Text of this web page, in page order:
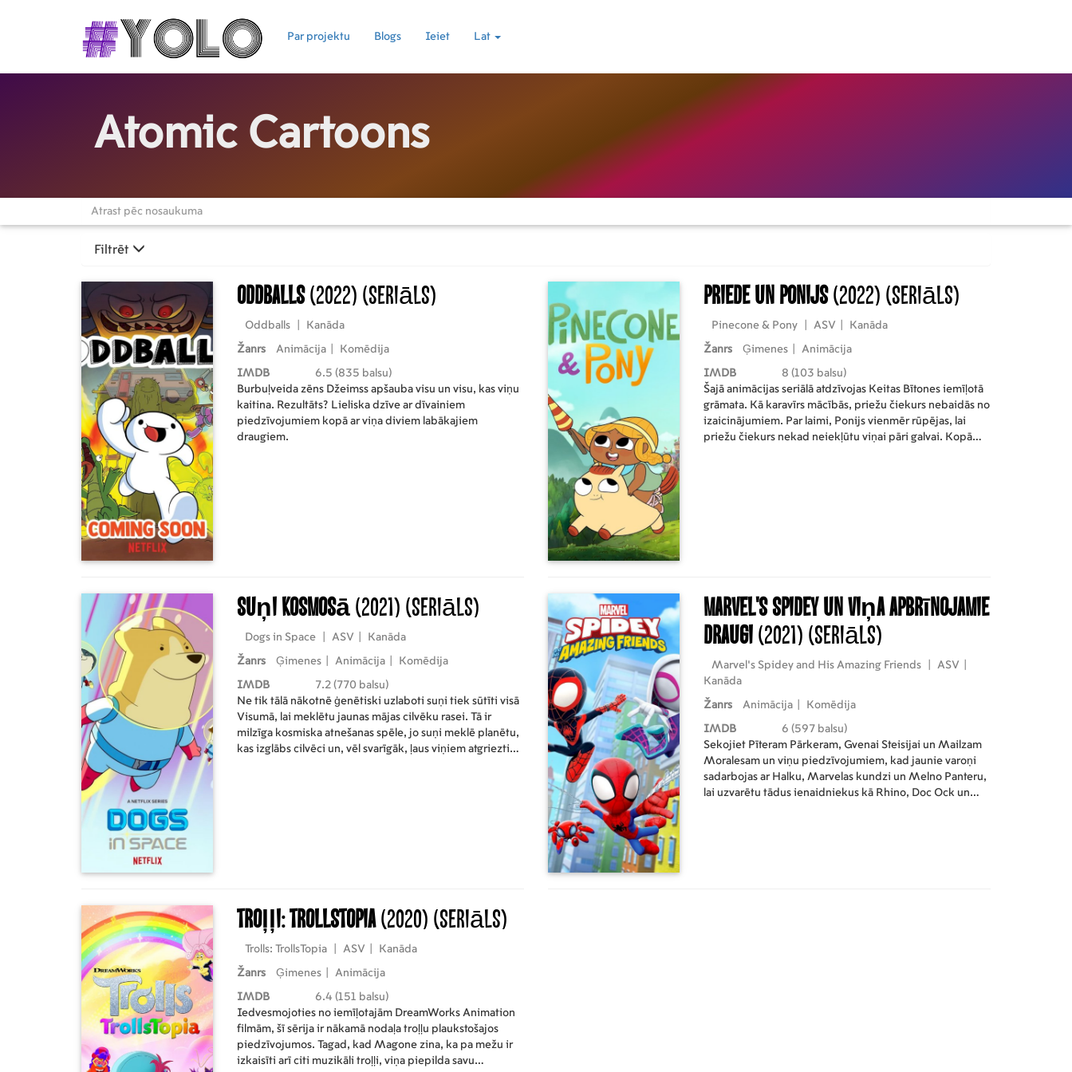
Par projektu Blogs Ieiet Lat
Atomic Cartoons
Filtrēt
Oddballs(2022) (Seriāls)
Oddballs Kanāda
Žanrs Animācija Komēdija
IMDB
6.5 (835 balsu)
Burbuļveida zēns Džeimss apšauba visu un visu, kas viņu
kaitina. Rezultāts? Lieliska dzīve ar dīvainiem
piedzīvojumiem kopā ar viņa diviem labākajiem
draugiem.
Priede un ponijs(2022) (Seriāls)
Pinecone & Pony ASV Kanāda
Žanrs Ģimenes Animācija
IMDB
8 (103 balsu)
Šajā animācijas seriālā atdzīvojas Keitas Bītones iemīļotā
grāmata. Kā karavīrs mācībās, priežu čiekurs nebaidās no
izaicinājumiem. Par laimi, Ponijs vienmēr rūpējas, lai
priežu čiekurs nekad neiekļūtu viņai pāri galvai. Kopā
Suņi kosmosā (2021) (Seriāls)
Dogs in Space ASV Kanāda
Žanrs Ģimenes Animācija Komēdija
IMDB
7.2 (770 balsu)
Ne tik tālā nākotnē ģenētiski uzlaboti suņi tiek sūtīti visā
Visumā, lai meklētu jaunas mājas cilvēku rasei. Tā ir
milzīga kosmiska atnešanas spēle, jo suņi meklē planētu,
kas izglābs cilvēci un, vēl svarīgāk, ļaus viņiem atgriezties
Marvel's Spidey un viņa apbrīnojamie
draugi (2021) (Seriāls)
Marvel's Spidey and His Amazing Friends ASV
Kanāda
Žanrs Animācija Komēdija
IMDB
6 (597 balsu)
Sekojiet Pīteram Pārkeram, Gvenai Steisijai un Mailzam
Moralesam un viņu piedzīvojumiem, kad jaunie varoņi
sadarbojas ar Halku, Marvelas kundzi un Melno Panteru,
lai uzvarētu tādus ienaidniekus kā Rhino, Doc Ock un
Troļļi: TrollsTopia(2020) (Seriāls)
Trolls: TrollsTopia ASV Kanāda
Žanrs Ģimenes Animācija
IMDB
6.4 (151 balsu)
Iedvesmojoties no iemīļotajām DreamWorks Animation
filmām, šī sērija ir nākamā nodaļa troļļu plaukstošajos
piedzīvojumos. Tagad, kad Magone zina, ka pa mežu ir
izkaisīti arī citi muzikāli troļļi, viņa piepilda savu